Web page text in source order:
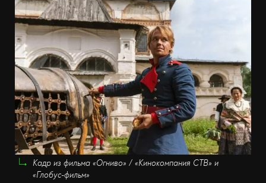
Кадр из фильма «Огниво» / «Кинокомпания CTB» и
«Глобус-фильм»